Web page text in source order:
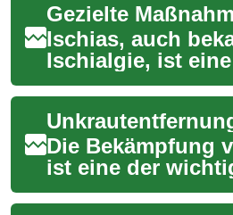
Ischias, auch
Ischialgie, ist
Beschwerde, die
Reizung oder
des Is...
Die Bekämpfung
ist eine der
Aufgaben in der
Gartenpflege. Ob